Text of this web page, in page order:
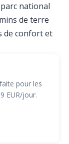
national
de terre
de confort et
pour les
EUR/jour.